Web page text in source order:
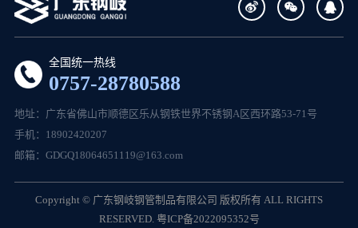
全国统一热线
0757-28780588
地址：广东省佛山市顺德区乐从钢铁世界不锈钢A区西环路53-71号
手机：18902420207
邮箱：GDGQ18064651119@163.com
Copyright © 广东钢岐钢管制品有限公司 版权所有 ALL RIGHTS
RESERVED. 粤ICP备2022095352号